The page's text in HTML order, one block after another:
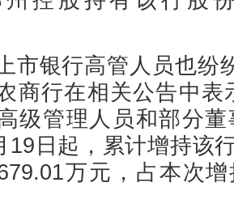
银行高管人员也纷纷
商行在相关公告中表
级管理人员和部分
19日起，累计增持该
万元，占本次